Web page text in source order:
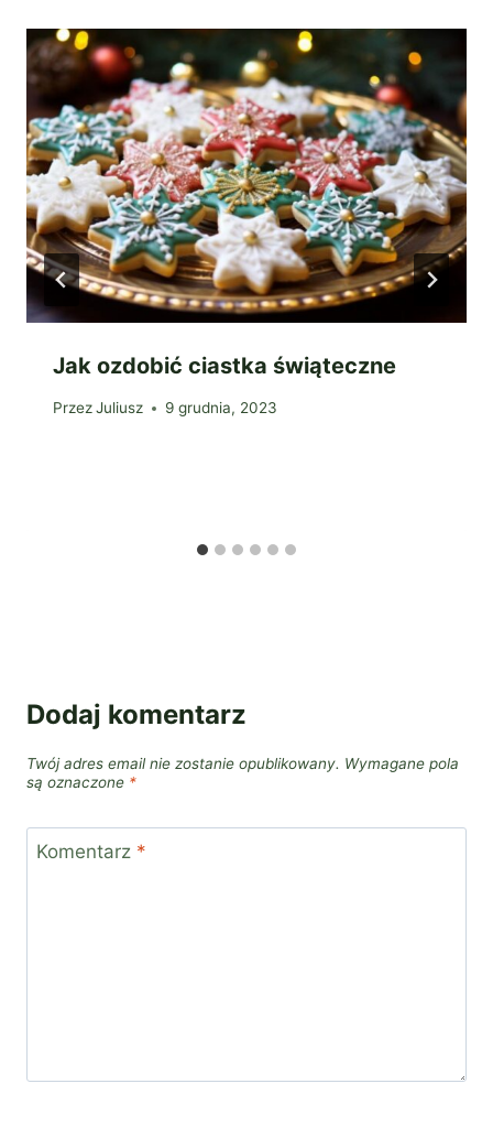
Jak ozdobić ciastka świąteczne
PrzezJuliusz 9 grudnia, 2023
Dodaj komentarz
Twój adres email nie zostanie opublikowany. Wymagane pola
są oznaczone *
Komentarz *